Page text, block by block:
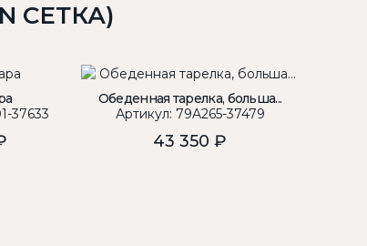
СЕТКА)
37633
Обеденная тарелка, больша...
Артикул: 79A265-37479
43 350 ₽